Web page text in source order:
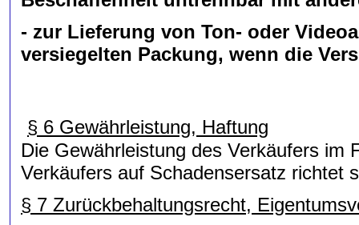
- zur Lieferung von Ton- oder
versiegelten Packung, wenn die
§ 6 Gewährleistung, Haftung
Die Gewährleistung des Verkäufers im
Verkäufers auf Schadensersatz richtet
§ 7 Zurückbehaltungsrecht,